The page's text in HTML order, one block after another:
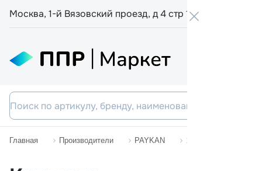
Москва, 1-й Вязовский проезд, д 4 стр 19
Главная Производители PAYKAN 1725